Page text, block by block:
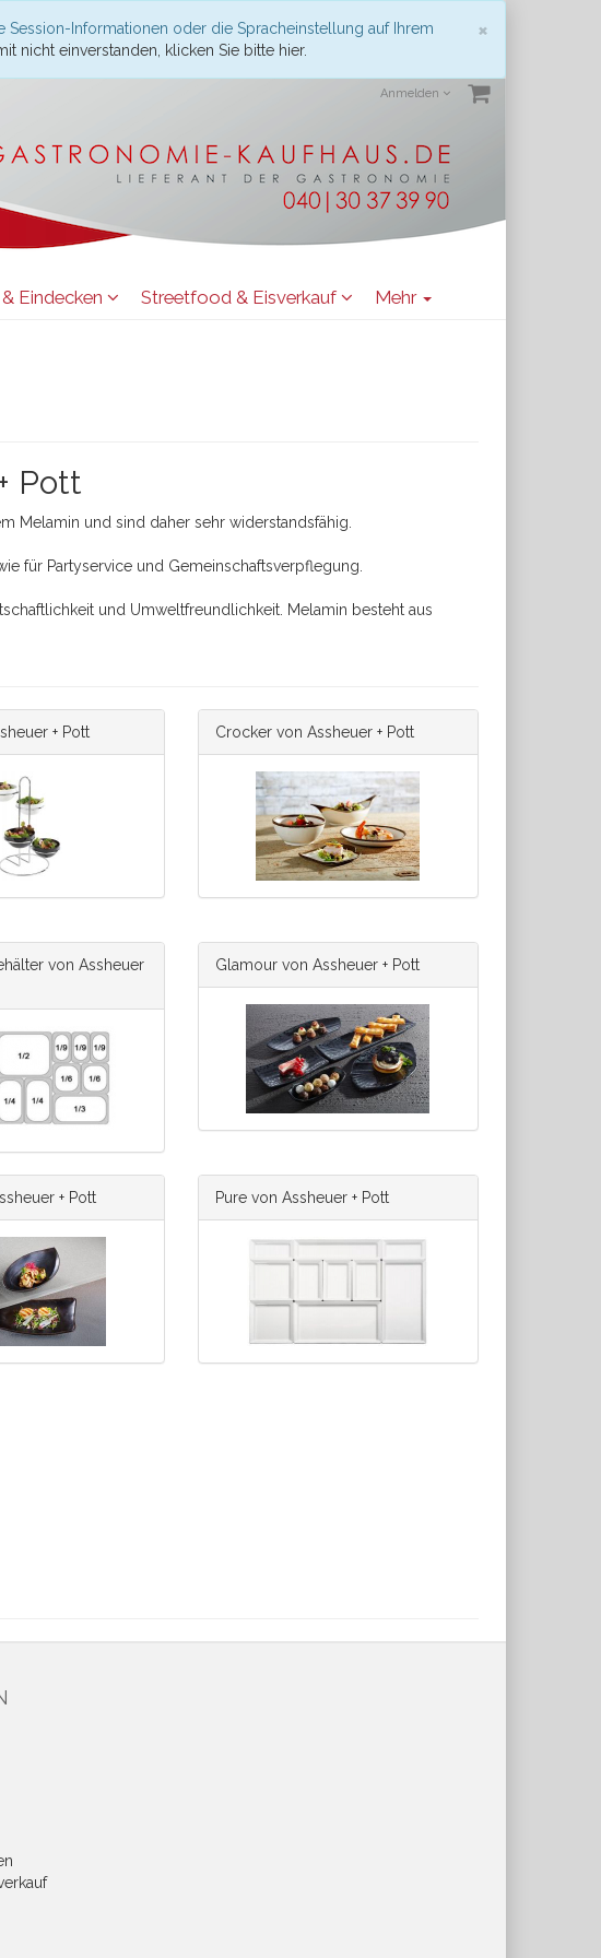
×
Informationen oder die Spracheinstellung auf Ihrem
nicht einverstanden, klicken Sie bitte hier.
Anmelden
Eindecken Streetfood & Eisverkauf Mehr
Pott
Melamin und sind daher sehr widerstandsfähig.
für Partyservice und Gemeinschaftsverpflegung.
und Umweltfreundlichkeit. Melamin besteht aus
+ Pott Crocker von Assheuer + Pott
von Assheuer
Glamour von Assheuer + Pott
+ Pott Pure von Assheuer + Pott